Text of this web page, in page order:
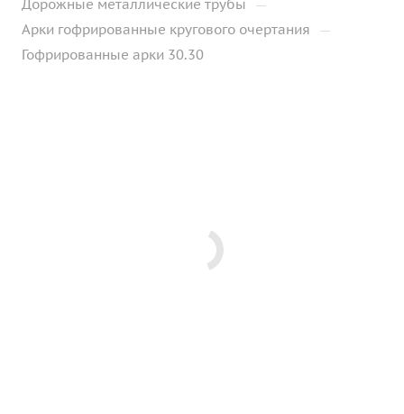
Дорожные металлические трубы —
Арки гофрированные кругового очертания —
Гофрированные арки 30.30